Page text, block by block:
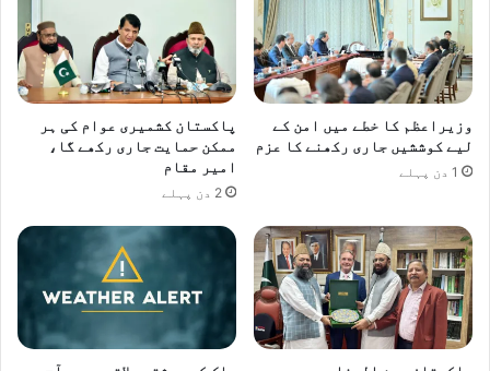
ک
ر
ر
ہ
ی
ہ
و
ز
ی
ر
ا
وزیراعظم کا خطے میں امن کے
لیے کوششیں جاری رکھنے کا عزم
1 دن پہلے
پاکستان کشمیری عوام کی ہر
ممکن حمایت جاری رکھے گا،
امیر مقام
2 دن پہلے